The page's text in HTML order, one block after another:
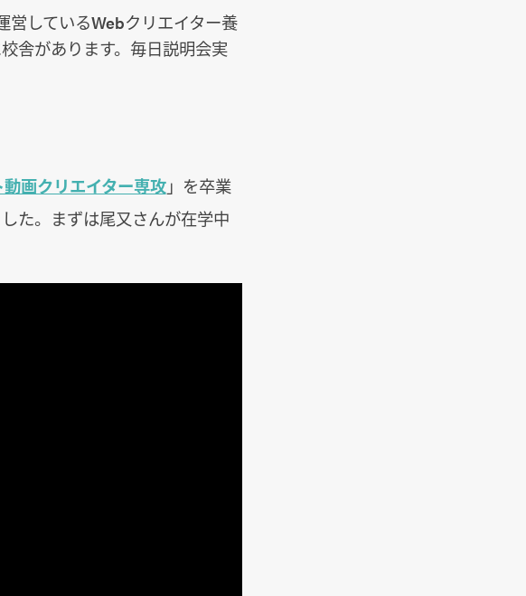
営しているWebクリエイター養
舎があります。毎日説明会実
画クリエイター専攻」を卒業
た。まずは尾又さんが在学中